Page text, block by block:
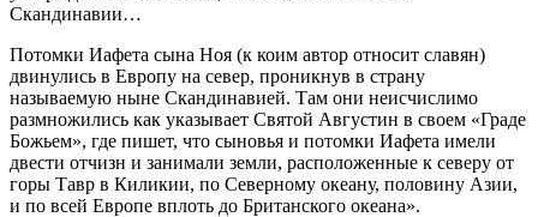
Скандинавии…
Потомки Иафета сына Ноя (к коим автор относит славян)
двинулись в Европу на север, проникнув в страну
называемую ныне Скандинавией. Там они неисчислимо
размножились как указывает Святой Августин в своем «Граде
Божьем», где пишет, что сыновья и потомки Иафета имели
двести отчизн и занимали земли, расположенные к северу от
горы Тавр в Киликии, по Северному океану, половину Азии,
и по всей Европе вплоть до Британского океана».